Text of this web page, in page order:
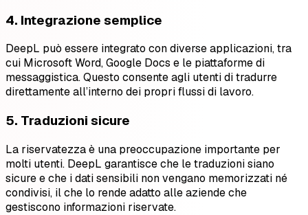
4. Integrazione semplice
DeepL può essere integrato con diverse applicazioni, tra
cui Microsoft Word, Google Docs e le piattaforme di
messaggistica. Questo consente agli utenti di tradurre
direttamente all’interno dei propri flussi di lavoro.
5. Traduzioni sicure
La riservatezza è una preoccupazione importante per
molti utenti. DeepL garantisce che le traduzioni siano
sicure e che i dati sensibili non vengano memorizzati né
condivisi, il che lo rende adatto alle aziende che
gestiscono informazioni riservate.